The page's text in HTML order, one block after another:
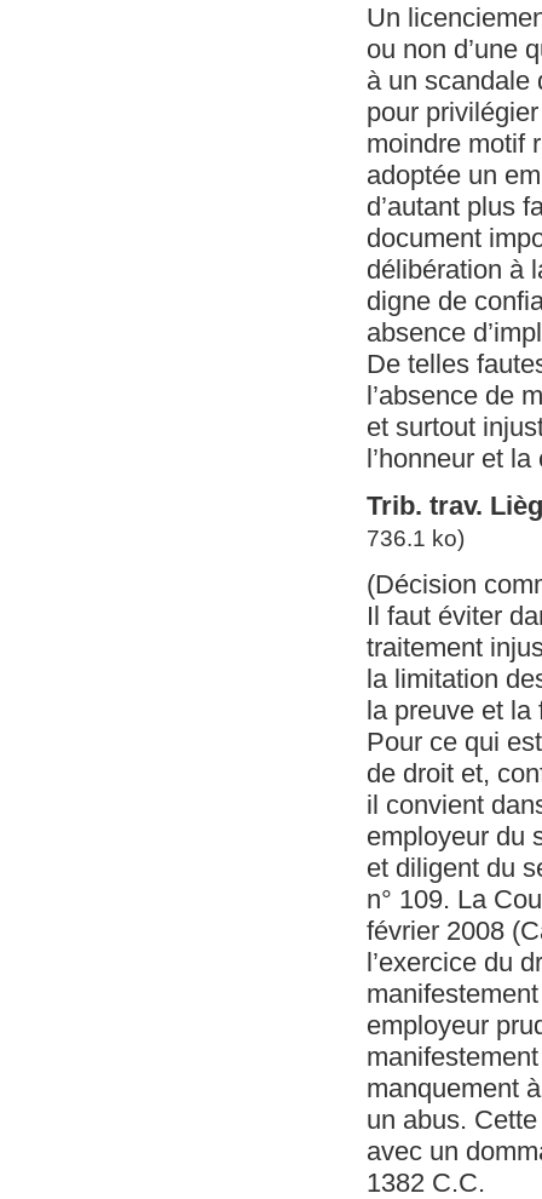
Un
ou non d’une
à un scandale
pour
moindre motif
adoptée un
d’autant plus
document
délibération à
digne de
absence
De telles
l’absence de
et surtout
l’honneur et
Trib. trav.
736.1 ko)
(Décision
Il faut éviter
traitement
la limitation
la preuve et la
Pour ce qui
de droit et,
il convient
employeur du
et diligent du
n° 109. La
février 2008
l’exercice du
employeur
manquement
un abus.
avec un
1382 C.C.